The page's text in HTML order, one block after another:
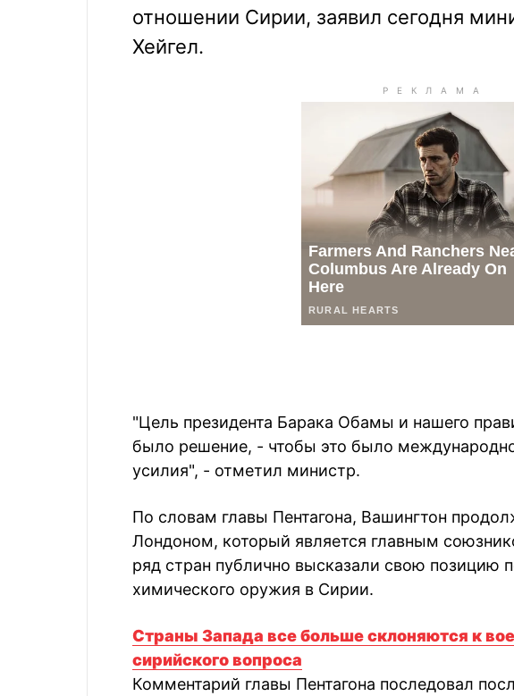
отношении Сирии, заявил сегодня
Хейгел.
"Цель президента Барака Обамы и нашего
было решение, - чтобы это было
усилия", - отметил министр.
По словам главы Пентагона, Вашингтон
Лондоном, который является главным
ряд стран публично высказали свою позицию
химического оружия в Сирии.
Страны Запада все больше склоняются к
сирийского вопроса
Комментарий главы Пентагона последовал